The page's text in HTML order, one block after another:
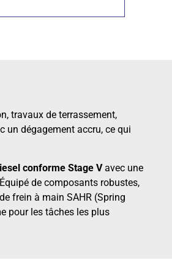
travaux de terrassement,
un dégagement accru, ce qui
conforme Stage Vavec une
de composants robustes,
frein à main SAHR (Spring
pour les tâches les plus